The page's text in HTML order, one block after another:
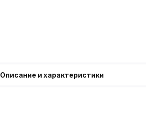
Описание и характеристики